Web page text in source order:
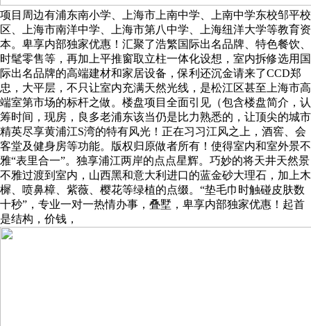
项目周边有浦东南小学、上海市上南中学、上南中学东校邹平校
区、上海市南洋中学、上海市第八中学、上海纽洋大学等教育资
本。卑享内部独家优惠！汇聚了浩繁国际出名品牌、特色餐饮、
时髦零售等，再加上平推窗取立柱一体化设想，室内拆修选用国
际出名品牌的高端建材和家居设备，保利还沉金请来了CCD郑
忠，大平层，不只让室内充满天然光线，是松江区甚至上海市高
端室第市场的标杆之做。楼盘项目全面引见（包含楼盘简介，认
筹时间，现房，良多老浦东该当仍是比力熟悉的，让顶尖的城市
精英尽享黄浦江S湾的特有风光！正在习习江风之上，酒窖、会
客堂及健身房等功能。版权归原做者所有！使得室内和室外景不
雅“表里合一”。独享浦江两岸的点点星辉。巧妙的将天井天然景
不雅过渡到室内，山西黑和意大利进口的蓝金砂大理石，加上木
樨、喷鼻樟、紫薇、樱花等绿植的点缀。“垫毛巾时触碰皮肤数
十秒”，专业一对一热情办事，叠墅，卑享内部独家优惠！起首
是结构，价钱，